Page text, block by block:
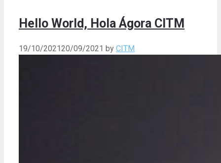
Hello World, Hola Ágora CITM
19/10/202120/09/2021 by CITM